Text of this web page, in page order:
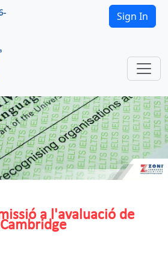
Sign In
a l'avaluació de
Cambridge